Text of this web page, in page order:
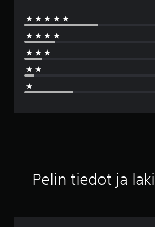
Pelin tiedot ja